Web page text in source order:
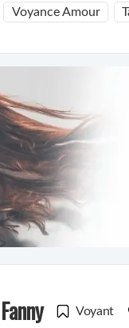
Voyance Amour
Fanny Voyant